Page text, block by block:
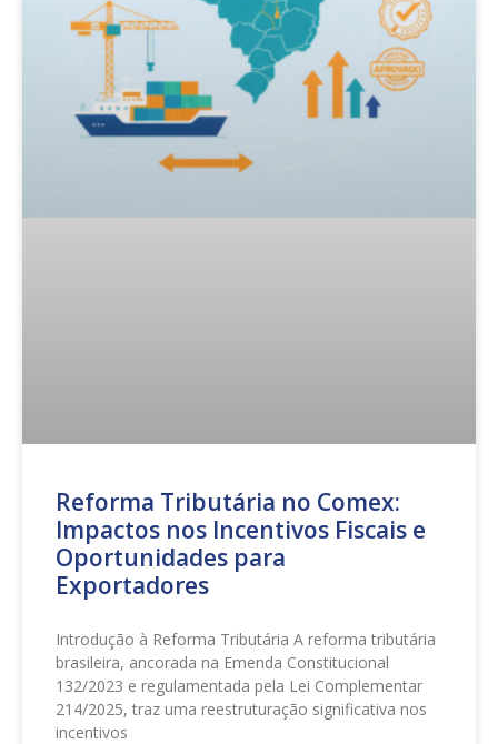
Reforma Tributária no Comex:
Impactos nos Incentivos Fiscais e
Oportunidades para
Exportadores
Introdução à Reforma Tributária A reforma tributária
brasileira, ancorada na Emenda Constitucional
132/2023 e regulamentada pela Lei Complementar
214/2025, traz uma reestruturação significativa nos
incentivos